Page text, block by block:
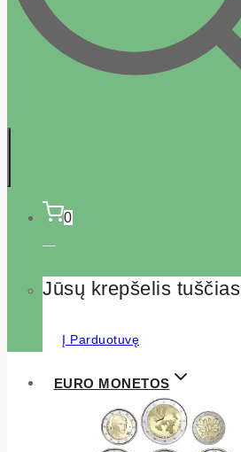
0
Jūsų krepšelis tuščias
Į Parduotuvę
EURO MONETOS